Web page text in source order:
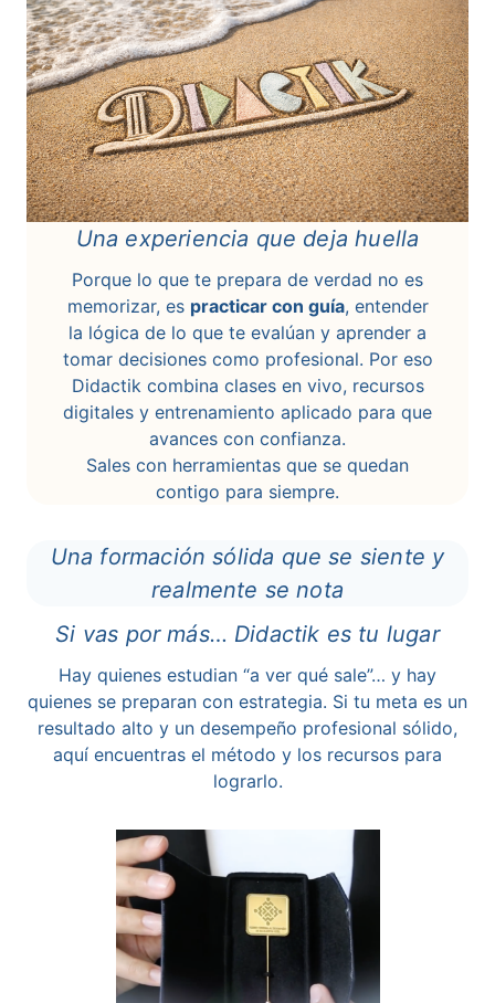
Una experiencia que deja huella
Porque lo que te prepara de verdad no es
memorizar, es practicar con guía, entender
la lógica de lo que te evalúan y aprender a
tomar decisiones como profesional. Por eso
Didactik combina clases en vivo, recursos
digitales y entrenamiento aplicado para que
avances con confianza.
Sales con herramientas que se quedan
contigo para siempre.
Una formación sólida que se siente y
realmente se nota
Si vas por más… Didactik es tu lugar
Hay quienes estudian “a ver qué sale”… y hay
quienes se preparan con estrategia. Si tu meta es un
resultado alto y un desempeño profesional sólido,
aquí encuentras el método y los recursos para
lograrlo.